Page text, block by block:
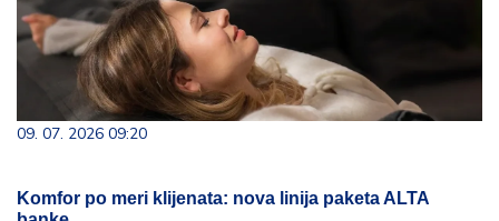
09. 07. 2026 09:20
Komfor po meri klijenata: nova linija paketa ALTA